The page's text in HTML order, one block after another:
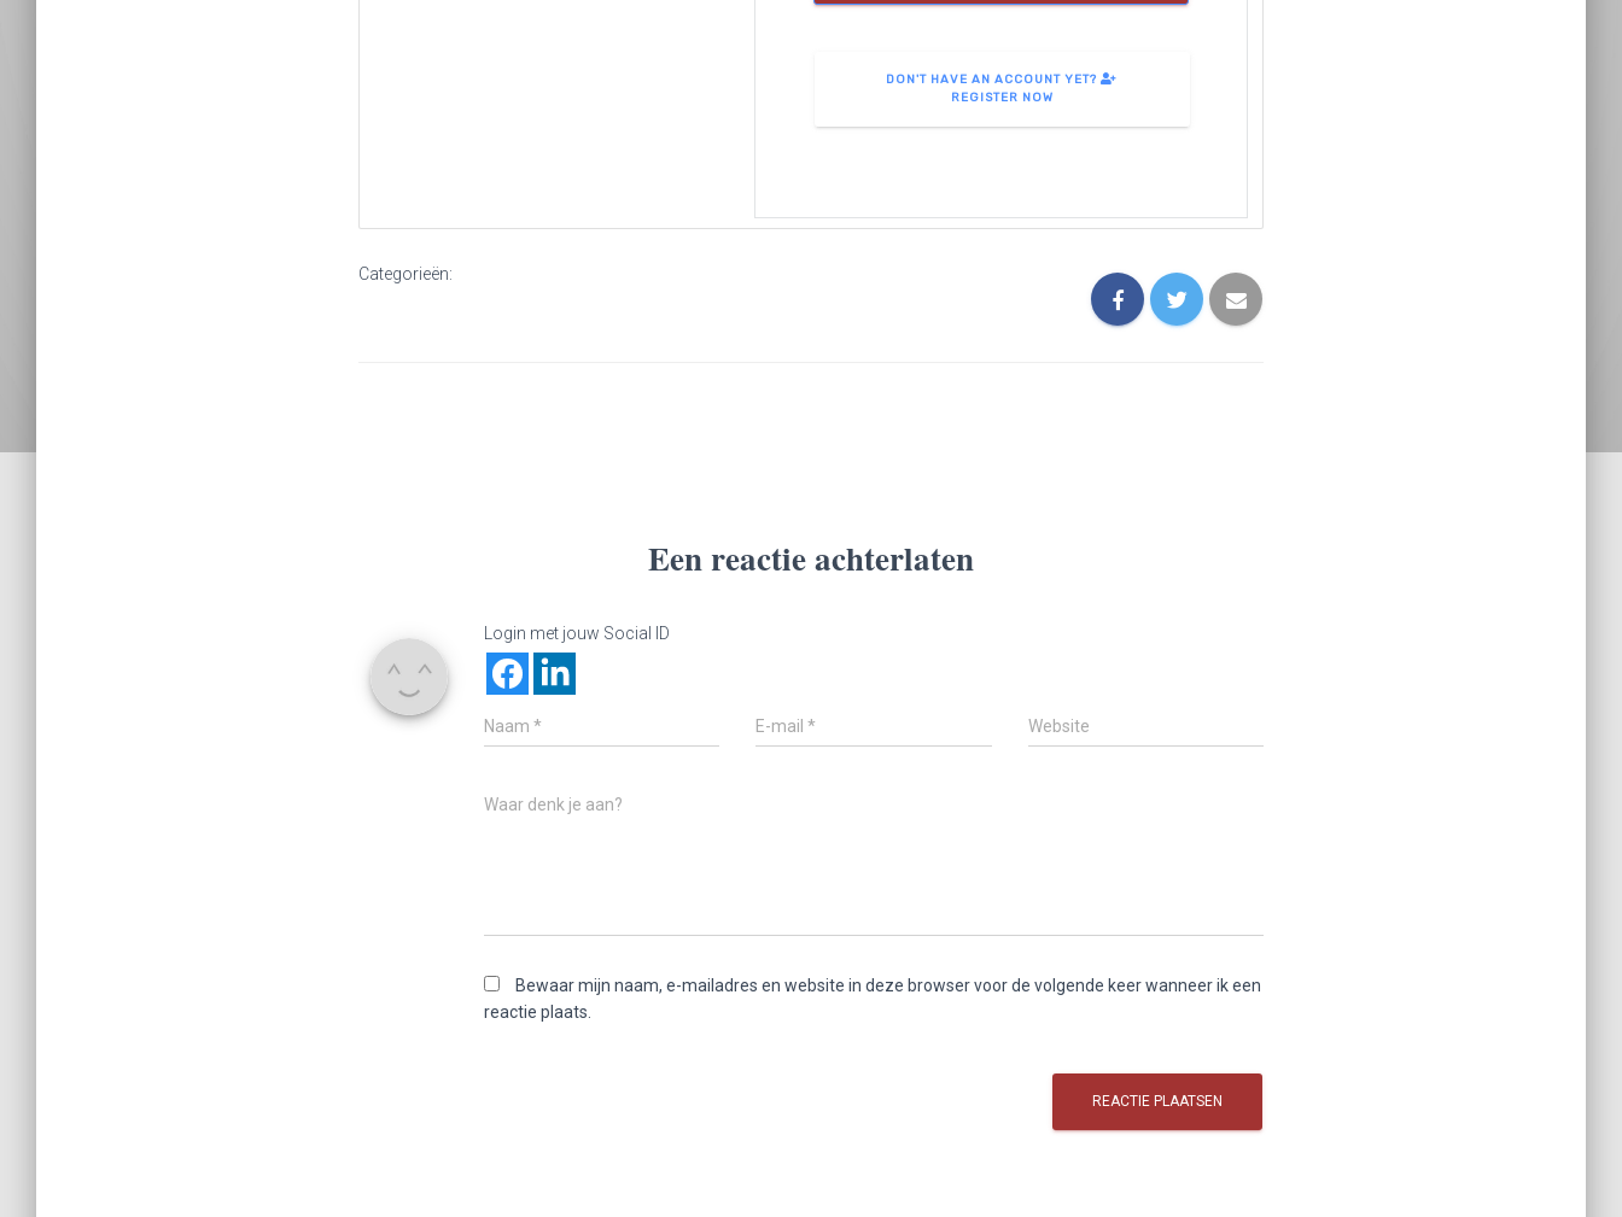
DON'T HAVE AN ACCOUNT YET?
REGISTER NOW
Categorieën:
Een reactie achterlaten
Login met jouw Social ID
Naam * E-mail* Website
Waar denk je aan?
Bewaar mijn naam, e-mailadres en website in deze browser voor de volgende keer wanneer ik een
reactie plaats.